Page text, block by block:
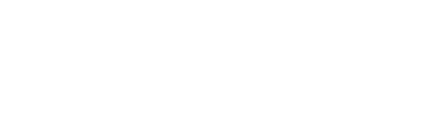
,écoles ,cette maison offre un beau potentiel avec ses